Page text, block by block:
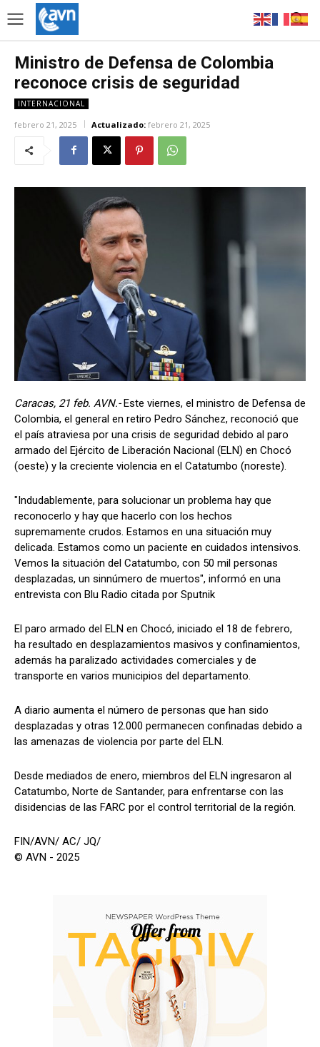
Ministro de Defensa de Colombia
reconoce crisis de seguridad
INTERNACIONAL
febrero 21, 2025 Actualizado: febrero 21, 2025
Caracas, 21 feb. AVN.-Este viernes, el ministro de Defensa de
Colombia, el general en retiro Pedro Sánchez, reconoció que
el país atraviesa por una crisis de seguridad debido al paro
armado del Ejército de Liberación Nacional (ELN) en Chocó
(oeste) y la creciente violencia en el Catatumbo (noreste).
"Indudablemente, para solucionar un problema hay que
reconocerlo y hay que hacerlo con los hechos
supremamente crudos. Estamos en una situación muy
delicada. Estamos como un paciente en cuidados intensivos.
Vemos la situación del Catatumbo, con 50 mil personas
desplazadas, un sinnúmero de muertos", informó en una
entrevista con Blu Radio citada por Sputnik
El paro armado del ELN en Chocó, iniciado el 18 de febrero,
ha resultado en desplazamientos masivos y confinamientos,
además ha paralizado actividades comerciales y de
transporte en varios municipios del departamento.
A diario aumenta el número de personas que han sido
desplazadas y otras 12.000 permanecen confinadas debido a
las amenazas de violencia por parte del ELN.
Desde mediados de enero, miembros del ELN ingresaron al
Catatumbo, Norte de Santander, para enfrentarse con las
disidencias de las FARC por el control territorial de la región.
FIN/AVN/ AC/ JQ/
© AVN - 2025